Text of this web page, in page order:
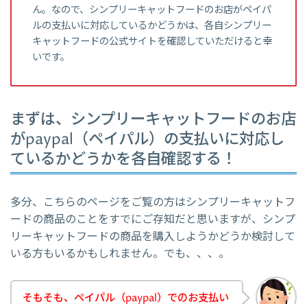
ん。なので、シンプリーキャットフードのお店がペイパ
ルの支払いに対応しているかどうかは、各自シンプリー
キャットフードの公式サイトを確認していただけると幸
いです。
まずは、シンプリーキャットフードのお店
がpaypal（ペイパル）の支払いに対応し
ているかどうかを各自確認する！
多分、こちらのページをご覧の方はシンプリーキャットフ
ードの商品のことをすでにご存知だと思いますが、シンプ
リーキャットフードの商品を購入しようかどうか検討して
いる方もいるかもしれません。でも、、、。
そもそも、ペイパル（paypal）でのお支払い